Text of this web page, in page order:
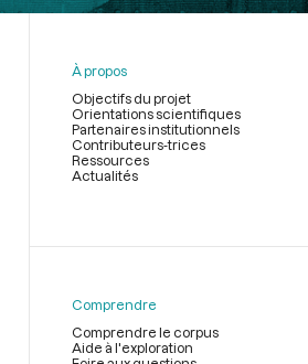
page
À propos
Objectifs du projet
Orientations scientifiques
Partenaires institutionnels
Contributeurs-trices
Ressources
Actualités
Comprendre
Comprendre le corpus
Aide à l'exploration